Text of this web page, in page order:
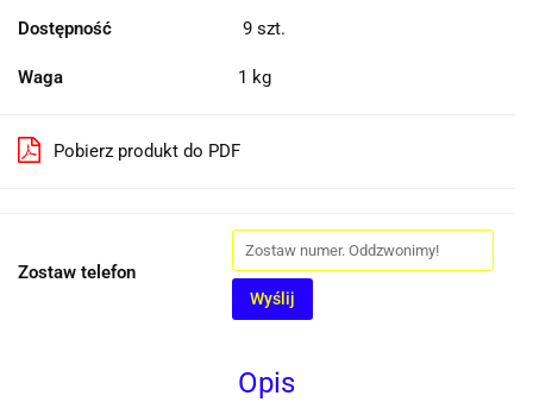
Dostępność 9 szt.
Waga 1 kg
Pobierz produkt do PDF
Zostaw telefon
Wyślij
Opis